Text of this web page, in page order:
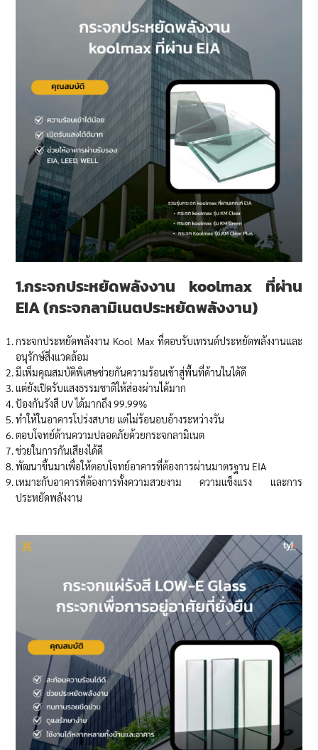
1.กระจกประหยัดพลังงาน koolmax ที่ผ่าน
EIA(กระจกลามิเนตประหยัดพลังงาน)
กระจกประหยัดพลังงาน Kool Max ที่ตอบรับเทรนด์ประหยัดพลังงานและ
อนุรักษ์สิ่งแวดล้อม
มีเพิ่มคุณสมบัติพิเศษช่วยกันความร้อนเข้าสู่พื้นที่ด้านในได้ดี
แต่ยังเปิดรับแสงธรรมชาติให้ส่องผ่านได้มาก
ป้องกันรังสี UV ได้มากถึง 99.99%
ทำให้ในอาคารโปร่งสบาย แต่ไม่ร้อนอบอ้างระหว่างวัน
ตอบโจทย์ด้านความปลอดภัยด้วยกระจกลามิเนต
ช่วยในการกันเสียงได้ดี
พัฒนาขึ้นมาเพื่อให้ตอบโจทย์อาคารที่ต้องการผ่านมาตรฐาน EIA
เหมาะกับอาคารที่ต้องการทั้งความสวยงาม ความแข็งแรง และการ
ประหยัดพลังงาน